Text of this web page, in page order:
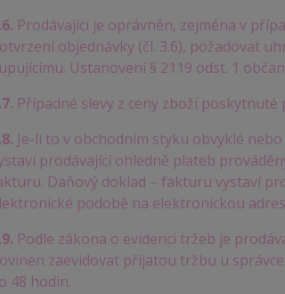
Prodávající je oprávněn, zejména v
objednávky (čl. 3.6), požadovat
Ustanovení § 2119 odst. 1
Případné slevy z ceny zboží
Je-li to v obchodním styku obvyklé
prodávající ohledně plateb
Daňový doklad – fakturu vystaví
podobě na elektronickou
Podle zákona o evidenci tržeb je
zaevidovat přijatou tržbu u
48 hodin.